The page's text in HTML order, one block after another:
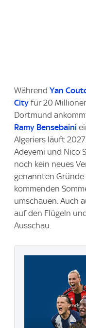
Während Yan
City für 20
Dortmund
Ramy Bensebaini
Algeriers läuft
Adeyemi und Nico
noch kein neues
genannten
kommenden
umschauen. Auch
auf den Flügeln
Ausschau.